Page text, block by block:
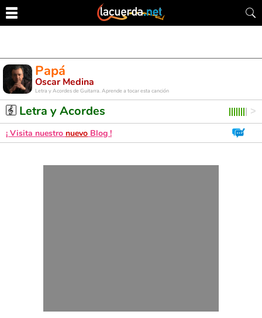
Papá
Oscar Medina
Letra y Acordes de Guitarra. Aprende a tocar esta canción
Letra y Acordes
¡ Visita nuestro nuevo Blog !